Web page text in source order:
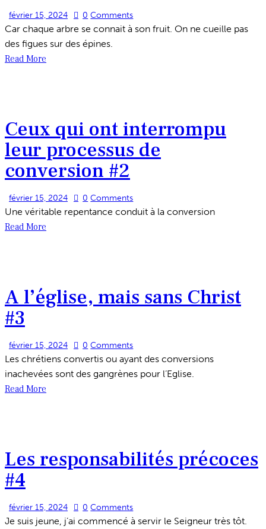
février 15, 2024 0 Comments
Car chaque arbre se connait à son fruit. On ne cueille pas
des figues sur des épines.
Read More
Ceux qui ont interrompu
leur processus de
conversion #2
février 15, 2024 0 Comments
Une véritable repentance conduit à la conversion
Read More
A l’église, mais sans Christ
#3
février 15, 2024 0 Comments
Les chrétiens convertis ou ayant des conversions
inachevées sont des gangrènes pour l’Eglise.
Read More
Les responsabilités précoces
#4
février 15, 2024 0 Comments
Je suis jeune, j’ai commencé à servir le Seigneur très tôt.